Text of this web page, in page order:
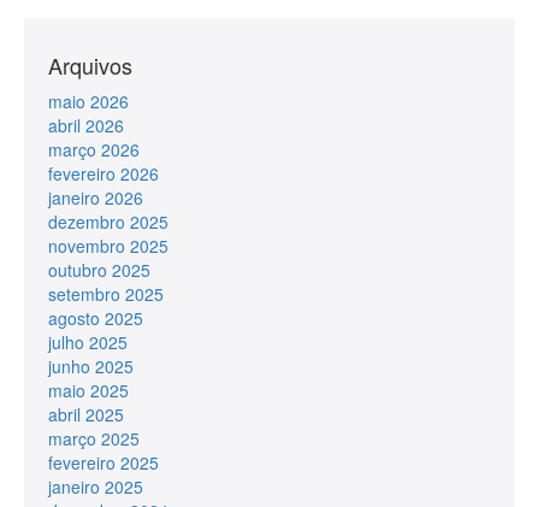
Arquivos
maio 2026
abril 2026
março 2026
fevereiro 2026
janeiro 2026
dezembro 2025
novembro 2025
outubro 2025
setembro 2025
agosto 2025
julho 2025
junho 2025
maio 2025
abril 2025
março 2025
fevereiro 2025
janeiro 2025